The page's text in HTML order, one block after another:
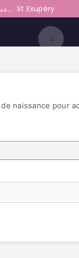
St Exupéry
naissance pour